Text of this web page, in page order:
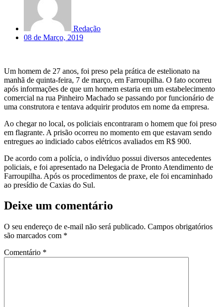
Redação
08 de Março, 2019
Um homem de 27 anos, foi preso pela prática de estelionato na
manhã de quinta-feira, 7 de março, em Farroupilha. O fato ocorreu
após informações de que um homem estaria em um estabelecimento
comercial na rua Pinheiro Machado se passando por funcionário de
uma construtora e tentava adquirir produtos em nome da empresa.
Ao chegar no local, os policiais encontraram o homem que foi preso
em flagrante. A prisão ocorreu no momento em que estavam sendo
entregues ao indiciado cabos elétricos avaliados em R$ 900.
De acordo com a polícia, o indivíduo possui diversos antecedentes
policiais, e foi apresentado na Delegacia de Pronto Atendimento de
Farroupilha. Após os procedimentos de praxe, ele foi encaminhado
ao presídio de Caxias do Sul.
Deixe um comentário
O seu endereço de e-mail não será publicado. Campos obrigatórios
são marcados com *
Comentário *